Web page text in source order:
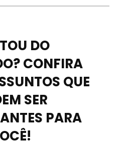
DO
CONFIRA
QUE
SER
PARA